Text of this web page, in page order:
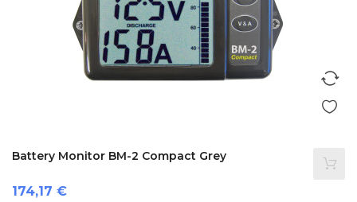
Battery Monitor BM-2 Compact Grey
Prezzo
174,17 €